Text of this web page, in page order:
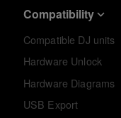
Compatibility
Compatible DJ units
Hardware Unlock
Hardware Diagrams
USB Export